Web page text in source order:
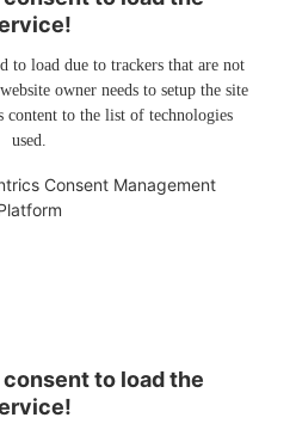
to load due to trackers that are not
owner needs to setup the site
to the list of technologies
used.
Consent Management
to load the